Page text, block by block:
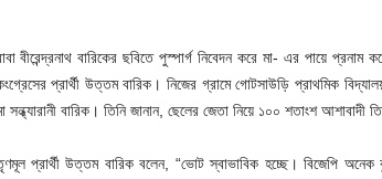
বীরেন্দ্রনাথ বারিকের ছবিতে পুস্পার্গ নিবেদন করে মা- এর পায়ে
প্রার্থী উত্তম বারিক। নিজের গ্রামে গোটসাউড়ি প্রাথমিক
সন্ধ্যারানী বারিক। তিনি জানান, ছেলের জেতা নিয়ে ১০০ শতাংশ আশাবাদী
প্রার্থী উত্তম বারিক বলেন, “ভোট স্বাভাবিক হচ্ছে। বিজেপি